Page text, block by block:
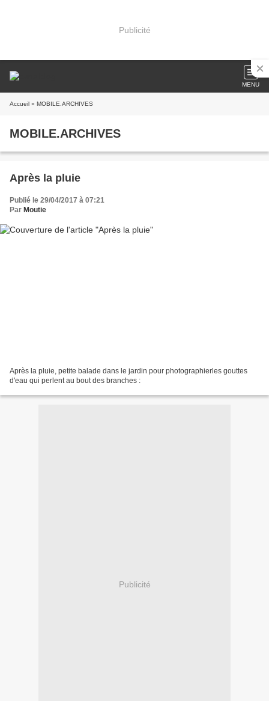
Publicité
MENU
Accueil » MOBILE.ARCHIVES
MOBILE.ARCHIVES
Après la pluie
Publié le 29/04/2017 à 07:21
Par Moutie
Après la pluie, petite balade dans le jardin pour photographierles gouttes
d'eau qui perlent au bout des branches :
Publicité